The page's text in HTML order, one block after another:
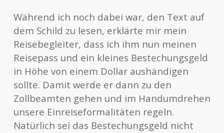
Während ich noch dabei war, den Text auf
dem Schild zu lesen, erklärte mir mein
Reisebegleiter, dass ich ihm nun meinen
Reisepass und ein kleines Bestechungsgeld
in Höhe von einem Dollar aushändigen
sollte. Damit werde er dann zu den
Zollbeamten gehen und im Handumdrehen
unsere Einreiseformalitäten regeln.
Natürlich sei das Bestechungsgeld nicht